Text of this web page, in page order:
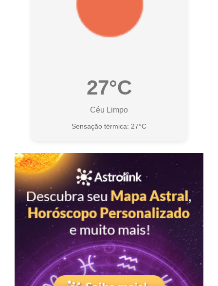
27°C
Céu Limpo
Sensação térmica: 27°C